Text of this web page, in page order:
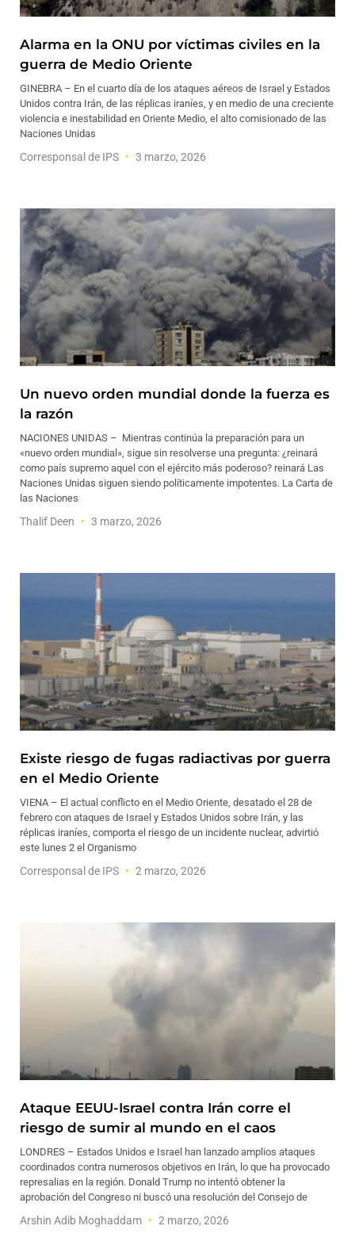
Alarma en la ONU por víctimas civiles en la
guerra de Medio Oriente
GINEBRA – En el cuarto día de los ataques aéreos de Israel y Estados
Unidos contra Irán, de las réplicas iraníes, y en medio de una creciente
violencia e inestabilidad en Oriente Medio, el alto comisionado de las
Naciones Unidas
Corresponsal de IPS 3 marzo, 2026
Un nuevo orden mundial donde la fuerza es
la razón
NACIONES UNIDAS – Mientras continúa la preparación para un
«nuevo orden mundial», sigue sin resolverse una pregunta: ¿reinará
como país supremo aquel con el ejército más poderoso? reinará Las
Naciones Unidas siguen siendo políticamente impotentes. La Carta de
las Naciones
Thalif Deen 3 marzo, 2026
Existe riesgo de fugas radiactivas por guerra
en el Medio Oriente
VIENA – El actual conflicto en el Medio Oriente, desatado el 28 de
febrero con ataques de Israel y Estados Unidos sobre Irán, y las
réplicas iraníes, comporta el riesgo de un incidente nuclear, advirtió
este lunes 2 el Organismo
Corresponsal de IPS 2 marzo, 2026
Ataque EEUU-Israel contra Irán corre el
riesgo de sumir al mundo en el caos
LONDRES – Estados Unidos e Israel han lanzado amplios ataques
coordinados contra numerosos objetivos en Irán, lo que ha provocado
represalias en la región. Donald Trump no intentó obtener la
aprobación del Congreso ni buscó una resolución del Consejo de
Arshin Adib Moghaddam 2 marzo, 2026